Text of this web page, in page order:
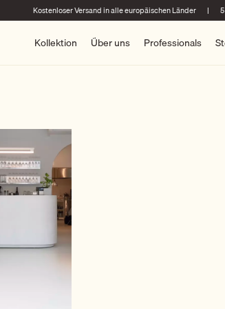
Kostenloser Versand in alle europäischen Länder |
Kollektion Über uns Professionals